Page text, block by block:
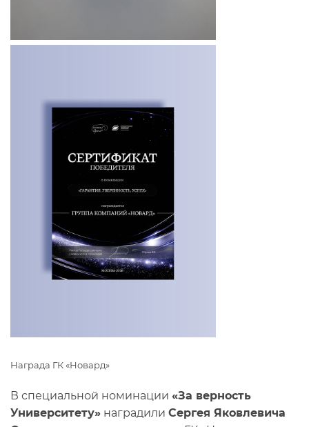
Награда ГК «Новард»
В специальной номинации «За верность
Университету» наградили Сергея Яковлевича